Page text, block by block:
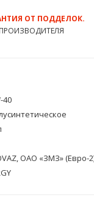
ОТ ПОДДЕЛОК.
40
ОАО «ЗМЗ»